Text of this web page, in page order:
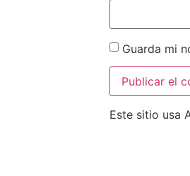
Guarda mi
Este sitio usa